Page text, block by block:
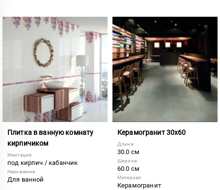
Плитка в ванную комнату
кирпичиком
Имитация:
под кирпич / кабанчик
Назначение:
Для ванной
Керамогранит 30х60
Длина:
30.0 см
Ширина:
60.0 см
Материал:
Керамогранит